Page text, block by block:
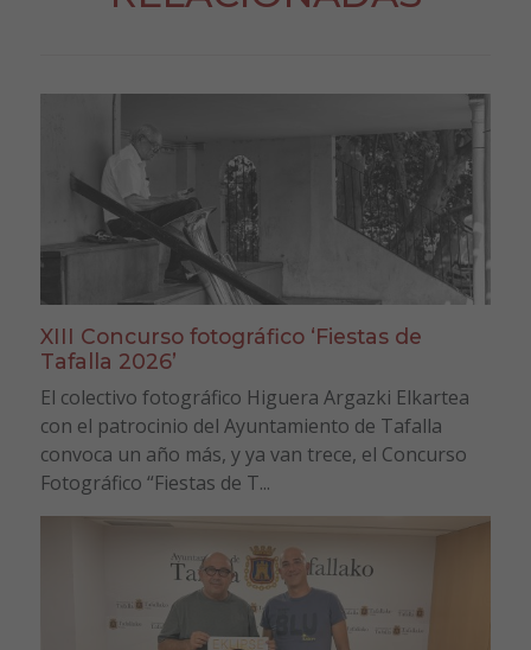
XIII Concurso fotográfico ‘Fiestas de
Tafalla 2026’
El colectivo fotográfico Higuera Argazki Elkartea
con el patrocinio del Ayuntamiento de Tafalla
convoca un año más, y ya van trece, el Concurso
Fotográfico “Fiestas de T...